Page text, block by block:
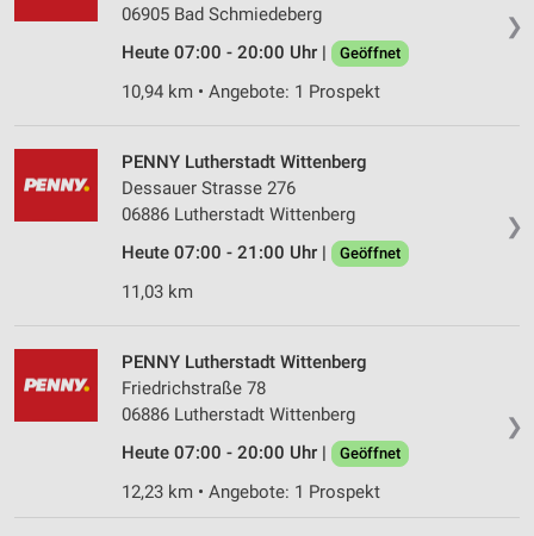
❯
06905 Bad Schmiedeberg
Heute 07:00 - 20:00 Uhr |
Geöffnet
10,94 km • Angebote: 1 Prospekt
❯
PENNY Lutherstadt Wittenberg
Dessauer Strasse 276
06886 Lutherstadt Wittenberg
Heute 07:00 - 21:00 Uhr |
Geöffnet
11,03 km
❯
PENNY Lutherstadt Wittenberg
Friedrichstraße 78
06886 Lutherstadt Wittenberg
Heute 07:00 - 20:00 Uhr |
Geöffnet
12,23 km • Angebote: 1 Prospekt
Entwicklung und Verbesserung der Angebote
Verwendung reduzierter Daten zur Auswahl von
IAB-Besonderheiten:
Verwendung genauer Standortdaten
Geräte anhand von aktiv angeforderten
Informationen identifizieren
Nicht-IAB-Verarbeitungszwecke:
Performance